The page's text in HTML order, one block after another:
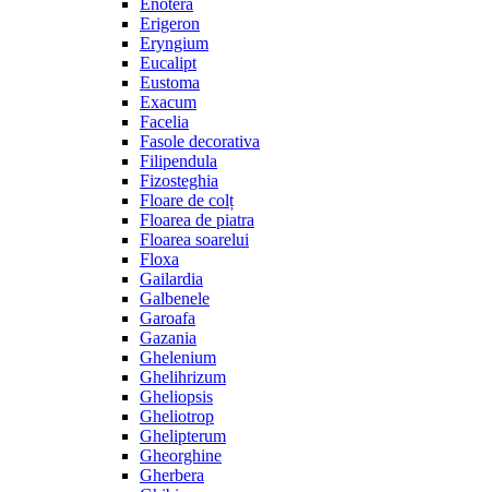
Enotera
Erigeron
Eryngium
Eucalipt
Eustoma
Exacum
Facelia
Fasole decorativa
Filipendula
Fizosteghia
Floare de colț
Floarea de piatra
Floarea soarelui
Floxa
Gailardia
Galbenele
Garoafa
Gazania
Ghelenium
Ghelihrizum
Gheliopsis
Gheliotrop
Ghelipterum
Gheorghine
Gherbera